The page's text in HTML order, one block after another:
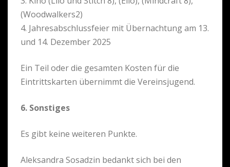
(Woodwalkers2)
4. Jahresabschlussfeier mit Übernachtung am 13.
und 14. Dezember 2025
Ein Teil oder die gesamten Kosten für die
Eintrittskarten übernimmt die Vereinsjugend.
6. Sonstiges
Es gibt keine weiteren Punkte.
Aleksandra Sosadzin bedankt sich bei den